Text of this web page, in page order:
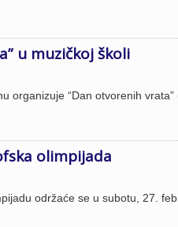
u muzičkoj školi
organizuje “Dan otvorenih
olimpijada
održaće se u subotu, 27.